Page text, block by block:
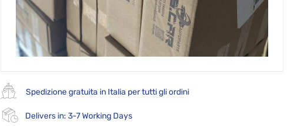
Spedizione gratuita in Italia per tutti gli ordini
Delivers in: 3-7 Working Days